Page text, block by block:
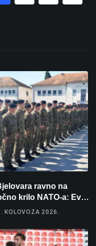
ravno na
krilo NATO-a: Evo
odlazi 82 hrvatska
KOLOVOZA 2026.